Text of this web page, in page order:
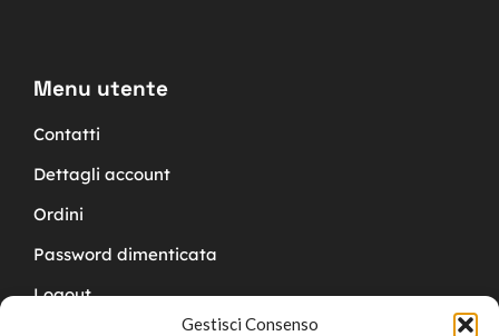
Gestisci Consenso
Menu utente
Contatti
Dettagli account
Ordini
Password dimenticata
Logout